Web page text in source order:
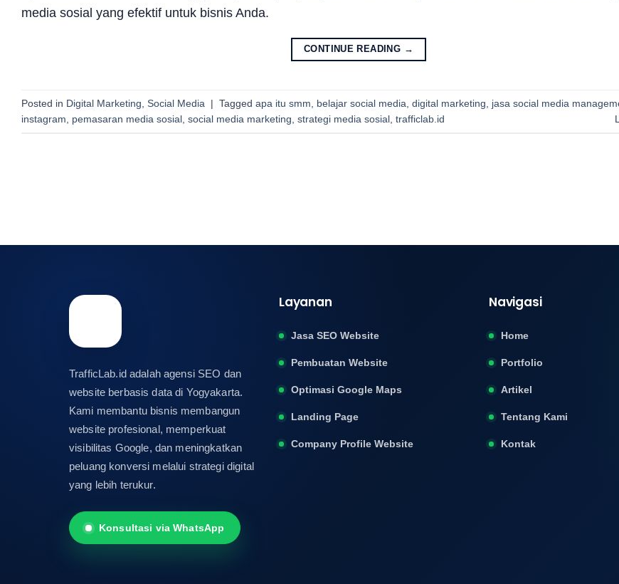
media sosial yang efektif untuk bisnis Anda.
CONTINUE READING →
Posted in Digital Marketing Social Media | Tagged apa itu smm belajar social media digital marketing jasa social media
instagram
pemasaran media sosial social media marketing strategi media sosial trafficlab.id
TrafficLab.id adalah agensi SEO dan
website berbasis data di Yogyakarta.
Kami membantu bisnis membangun
website profesional, memperkuat
visibilitas Google, dan meningkatkan
peluang konversi melalui strategi digital
yang lebih terukur.
Konsultasi via WhatsApp
Layanan
Jasa SEO Website
Pembuatan Website
Optimasi Google Maps
Landing Page
Company Profile Website
Navigasi
Home
Portfolio
Artikel
Tentang Kami
Kontak